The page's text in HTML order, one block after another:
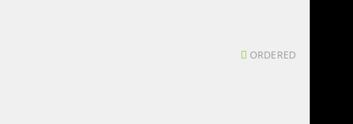
ORDERED